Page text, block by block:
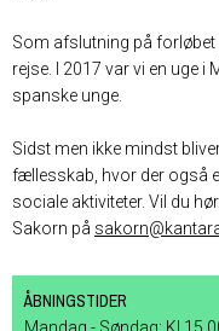
Som afslutning på forløbet
rejse. I 2017 var vi en uge
spanske unge.
Sidst men ikke mindst
fællesskab, hvor der også
sociale aktiviteter. Vil du
Sakorn på
ÅBNINGSTIDER